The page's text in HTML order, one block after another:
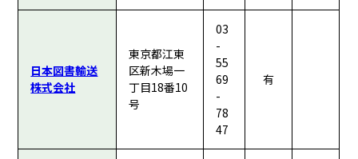
日本図書輸送
株式会社
東京都江東
区新木場一
丁目18番10
号
03
-
55
69
-
78
47
有